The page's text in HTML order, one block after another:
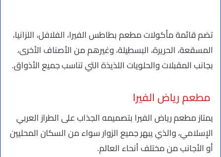
تضم قائمة مأكولات مطعم بطاطس الفيرا، الفلافل، اللزانيا،
المسقعة، الحريرة، البسطيلة، وغيرهم من الأصناف الأخرى،
بجانب المقبلات والحلويات اللذيذة التي تناسب جميع الأذواق.
مطعم رياض الفيرا
يمتاز مطعم رياض الفيرا بتصميمه الجذاب على الطراز العربي
الإسلامي، والذي يبهر جميع الزوار سواء من السكان المحليين
أو الأجانب من مختلف أنحاء العالم.